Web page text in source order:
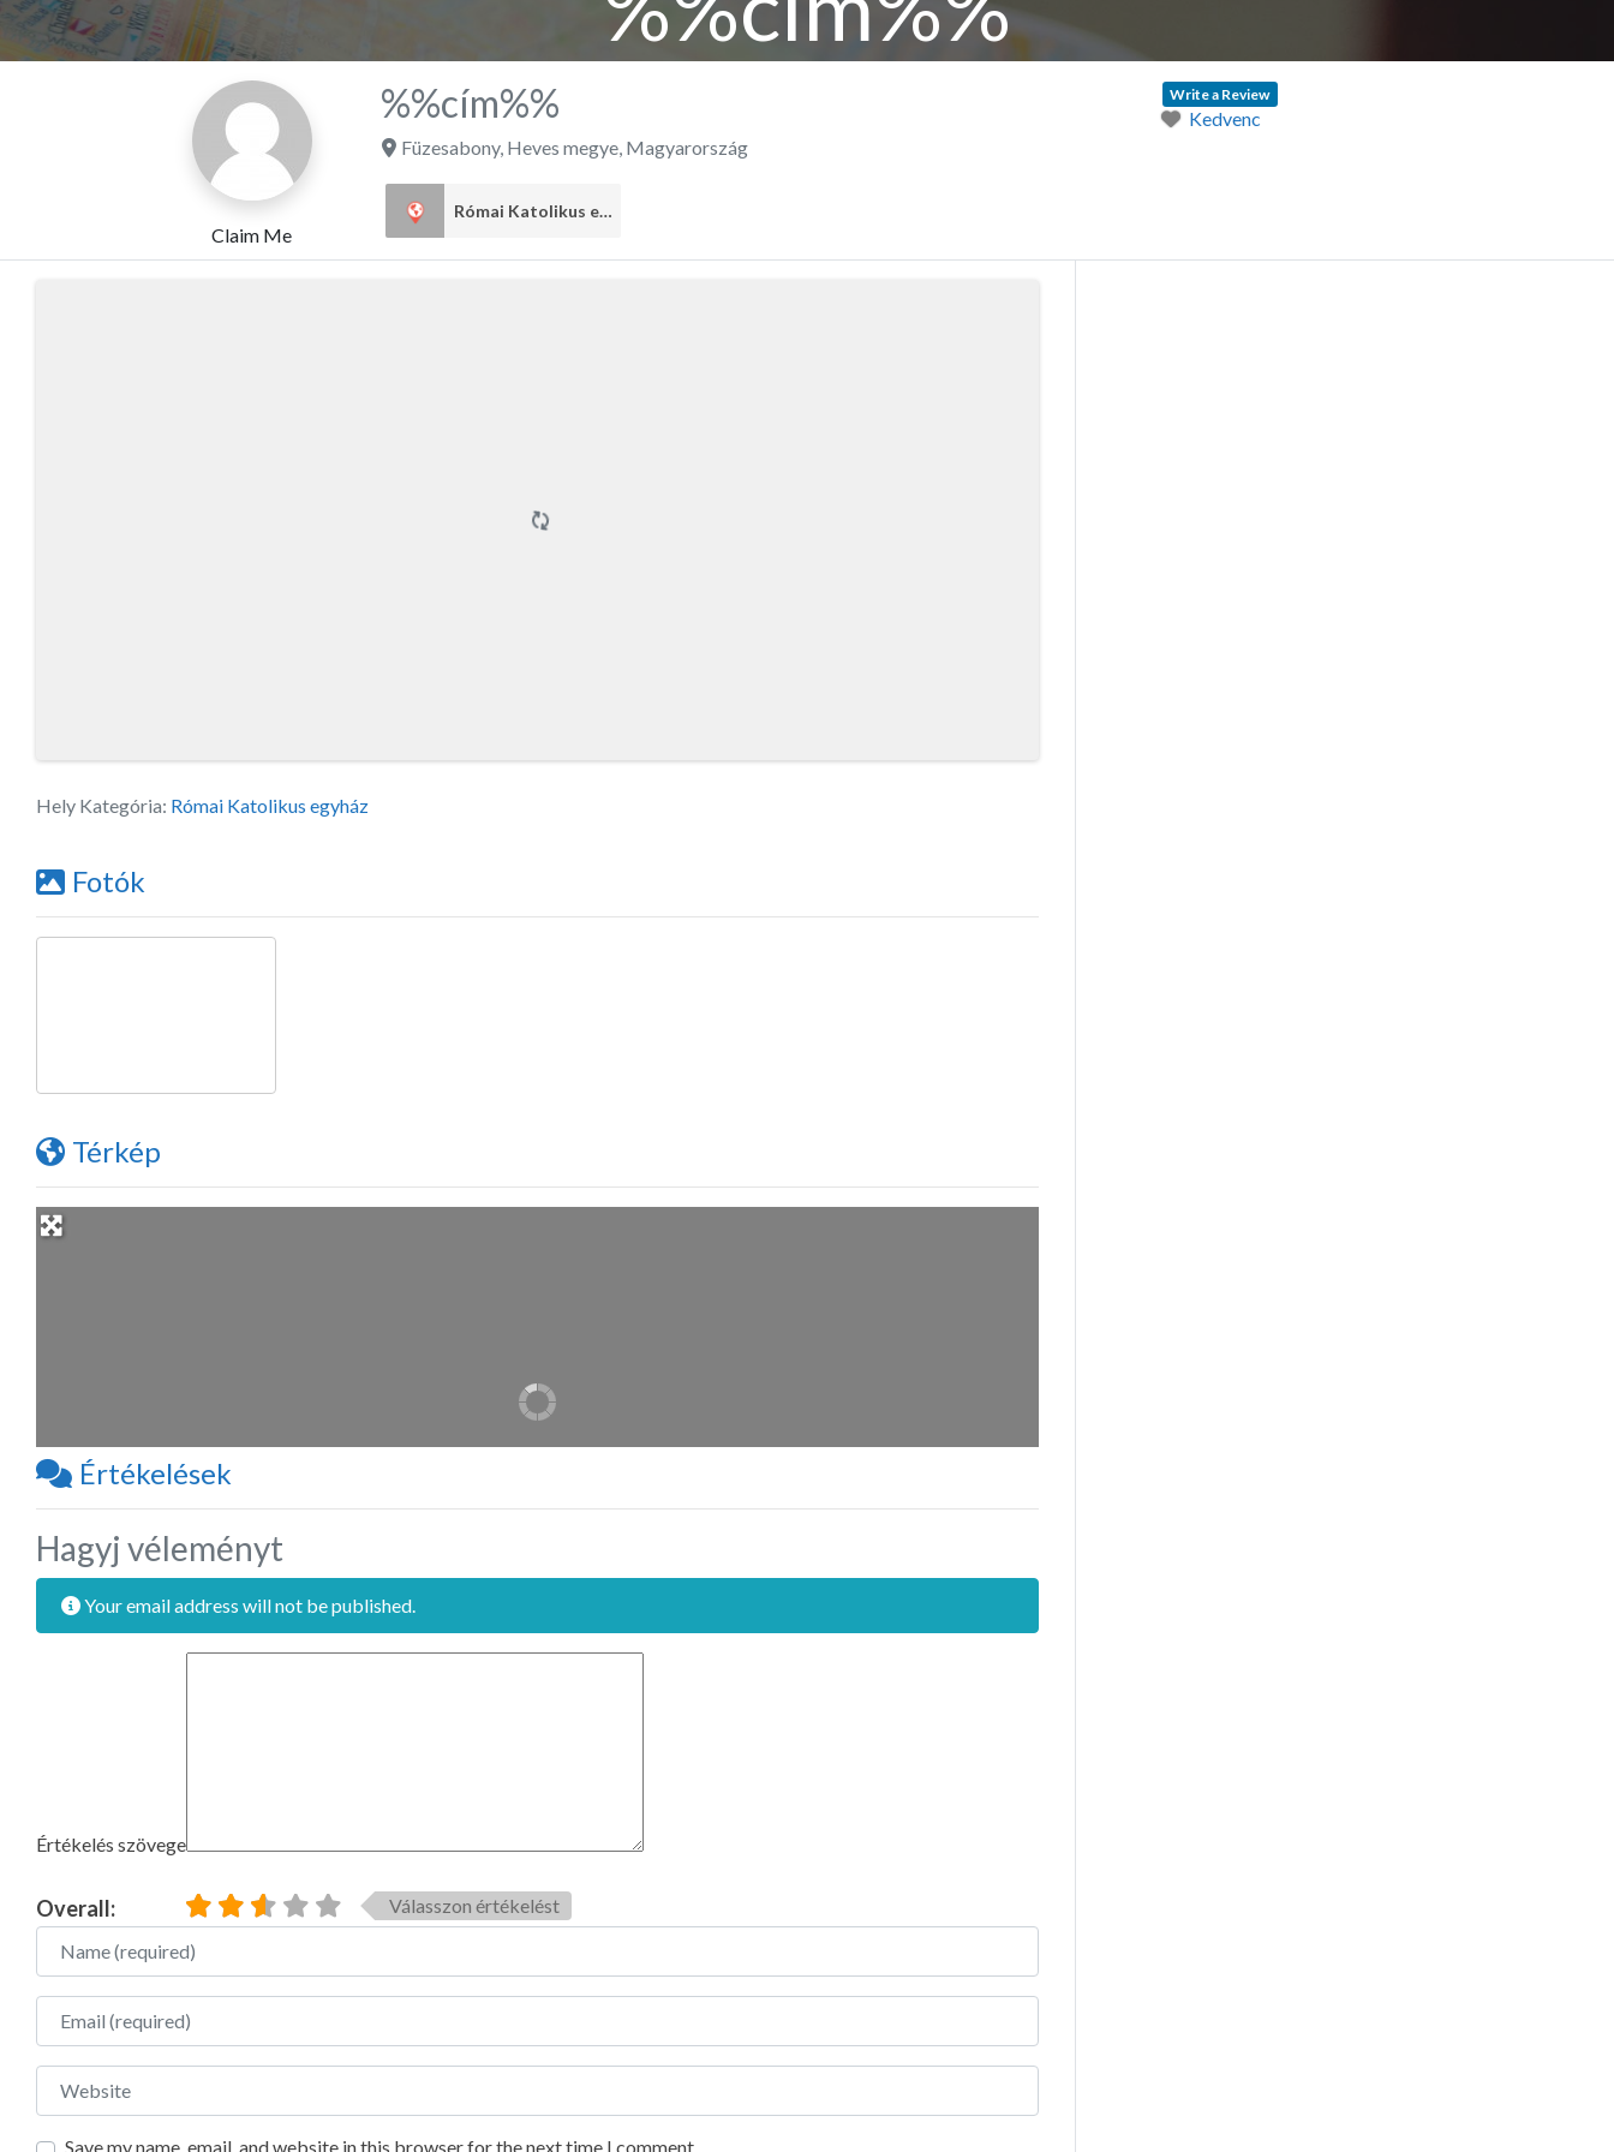
Claim Me
%%cím%%
Füzesabony, Heves megye, Magyarország
Római Katolikus egyház
Write a Review
Kedvenc
Hely Kategória: Római Katolikus egyház
Fotók
Térkép
Értékelések
Hagyj véleményt
Your email address will not be published.
Értékelés szövege
Overall:
Válasszon értékelést
Name
Email
Website
Save my name, email, and website in this browser for the next time I comment.